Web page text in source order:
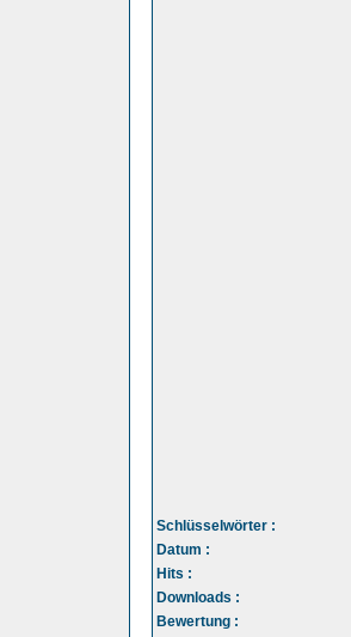
Schlüsselwörter :
Datum :
Hits :
Downloads :
Bewertung :